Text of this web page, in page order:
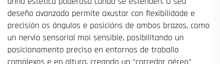
deseño avanzado permite axustar con flexibilidade e
precisión os ángulos e posicións de ambos brazos, como
un nervio sensorial moi sensible, posibilitando un
posicionamento preciso en entornos de traballo